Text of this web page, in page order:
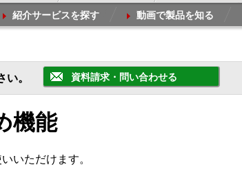
紹介サービスを探す 動画で製品を知る
。 資料請求・問い合わせる
機能
いただけます。